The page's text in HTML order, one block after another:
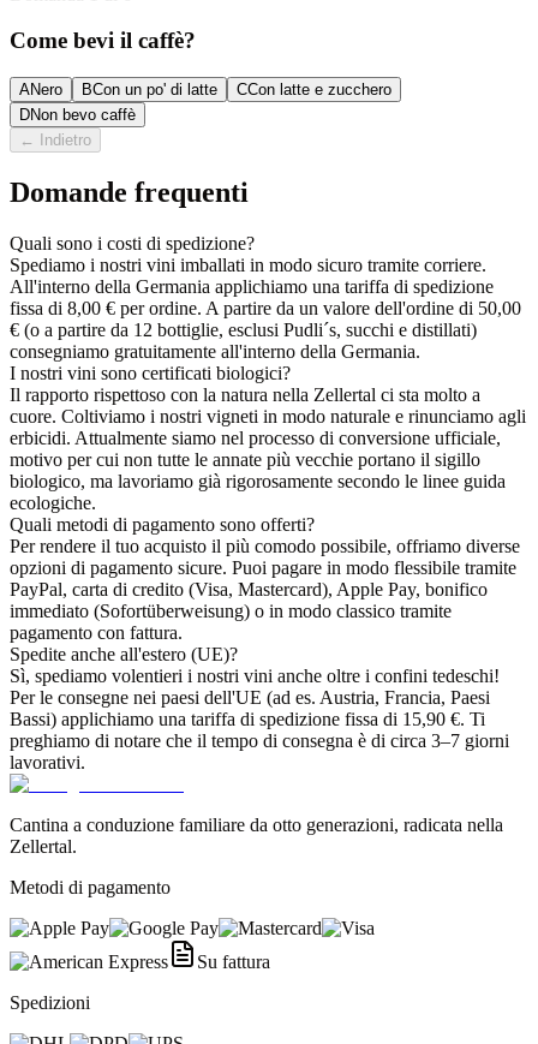
Come bevi il caffè?
ANero BCon un po' di latte CCon latte e zucchero
DNon bevo caffè
←
Indietro
Domande frequenti
Quali sono i costi di spedizione?
Spediamo i nostri vini imballati in modo sicuro tramite corriere.
All'interno della Germania applichiamo una tariffa di spedizione
fissa di 8,00 € per ordine. A partire da un valore dell'ordine di 50,00
€ (o a partire da 12 bottiglie, esclusi Pudli´s, succhi e distillati)
consegniamo gratuitamente all'interno della Germania.
I nostri vini sono certificati biologici?
Il rapporto rispettoso con la natura nella Zellertal ci sta molto a
cuore. Coltiviamo i nostri vigneti in modo naturale e rinunciamo agli
erbicidi. Attualmente siamo nel processo di conversione ufficiale,
motivo per cui non tutte le annate più vecchie portano il sigillo
biologico, ma lavoriamo già rigorosamente secondo le linee guida
ecologiche.
Quali metodi di pagamento sono offerti?
Per rendere il tuo acquisto il più comodo possibile, offriamo diverse
opzioni di pagamento sicure. Puoi pagare in modo flessibile tramite
PayPal, carta di credito (Visa, Mastercard), Apple Pay, bonifico
immediato (Sofortüberweisung) o in modo classico tramite
pagamento con fattura.
Spedite anche all'estero (UE)?
Sì, spediamo volentieri i nostri vini anche oltre i confini tedeschi!
Per le consegne nei paesi dell'UE (ad es. Austria, Francia, Paesi
Bassi) applichiamo una tariffa di spedizione fissa di 15,90 €. Ti
preghiamo di notare che il tempo di consegna è di circa 3–7 giorni
lavorativi.
Cantina a conduzione familiare da otto generazioni, radicata nella
Zellertal.
Metodi di pagamento
Su fattura
Spedizioni